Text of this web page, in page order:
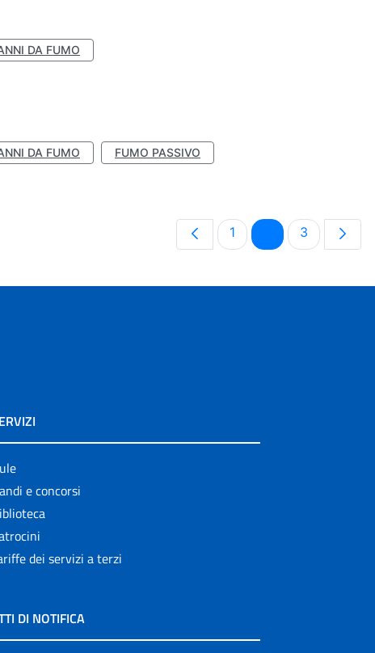
DA FUMO
DA FUMO
FUMO PASSIVO
Pagina
1 PaginaPagina
3
e concorsi
dei servizi a terzi
DI NOTIFICA